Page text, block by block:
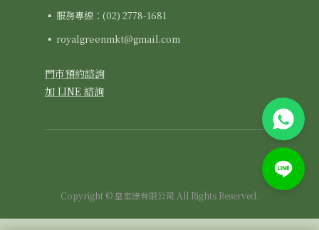
▪ 服務專線：(02) 2778-1681
▪ royalgreenmkt@gmail.com
門市預約諮詢
加 LINE 諮詢
Copyright © 皇室綠有限公司 All Rights Reserved.